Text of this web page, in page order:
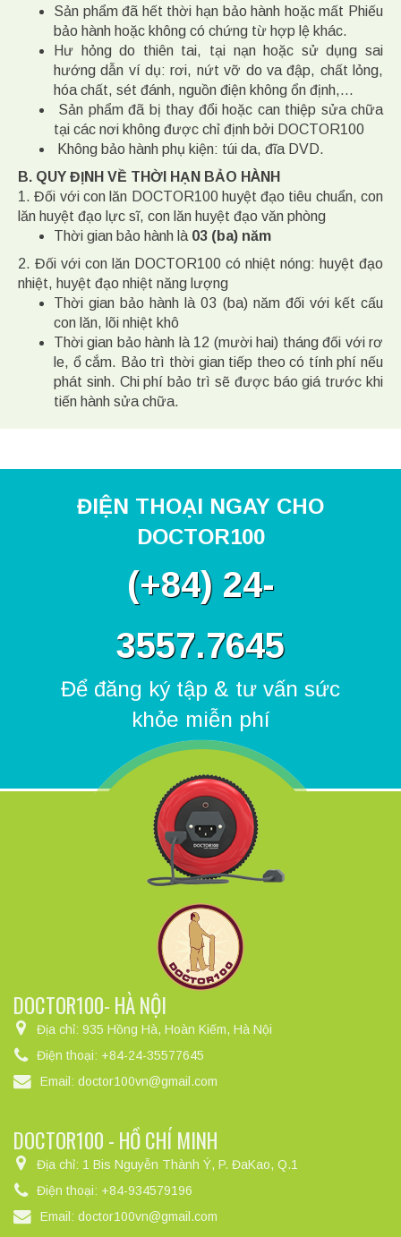
Sản phẩm đã hết thời hạn bảo hành hoặc mất Phiếu
bảo hành hoặc không có chứng từ hợp lệ khác.
Hư hỏng do thiên tai, tại nạn hoặc sử dụng sai
hướng dẫn ví dụ: rơi, nứt vỡ do va đập, chất lỏng,
hóa chất, sét đánh, nguồn điện không ổn định,…
Sản phẩm đã bị thay đổi hoặc can thiệp sửa chữa
tại các nơi không được chỉ định bởi DOCTOR100
Không bảo hành phụ kiện: túi da, đĩa DVD.
B. QUY ĐỊNH VỀ THỜI HẠN BẢO HÀNH
1. Đối với con lăn DOCTOR100 huyệt đạo tiêu chuẩn, con
lăn huyệt đạo lực sĩ, con lăn huyệt đạo văn phòng
Thời gian bảo hành là 03 (ba) năm
2. Đối với con lăn DOCTOR100 có nhiệt nóng: huyệt đạo
nhiệt, huyệt đạo nhiệt năng lượng
Thời gian bảo hành là 03 (ba) năm đối với kết cấu
con lăn, lõi nhiệt khô
Thời gian bảo hành là 12 (mười hai) tháng đối với rơ
le, ổ cắm. Bảo trì thời gian tiếp theo có tính phí nếu
phát sinh. Chi phí bảo trì sẽ được báo giá trước khi
tiến hành sửa chữa.
ĐIỆN THOẠI NGAY CHO
DOCTOR100
(+84) 24-
3557.7645
Để đăng ký tập & tư vấn sức
khỏe miễn phí
DOCTOR100- HÀ NỘI
Địa chỉ: 935 Hồng Hà, Hoàn Kiếm, Hà Nội
Điện thoại: +84-24-35577645
Email: doctor100vn@gmail.com
DOCTOR100 - HỒ CHÍ MINH
Địa chỉ: 1 Bis Nguyễn Thành Ý, P. ĐaKao, Q.1
Điện thoại: +84-934579196
Email: doctor100vn@gmail.com